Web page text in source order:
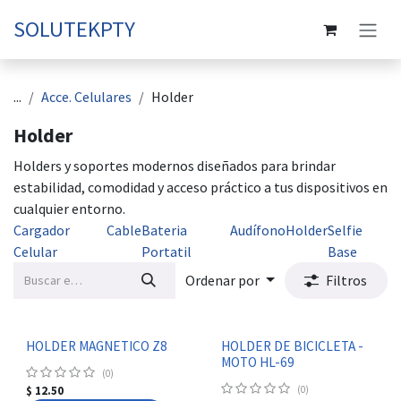
SOLUTEKPTY
... Acce. Celulares Holder
Holder
Holders y soportes modernos diseñados para brindar
estabilidad, comodidad y acceso práctico a tus dispositivos en
cualquier entorno.
Cargador
Celular
CableBateria
Portatil
AudífonoHolderSelfie
Base
Ordenar por
Filtros
HOLDER MAGNETICO Z8
(0)
$ 12.50
HOLDER DE BICICLETA -
MOTO HL-69
(0)